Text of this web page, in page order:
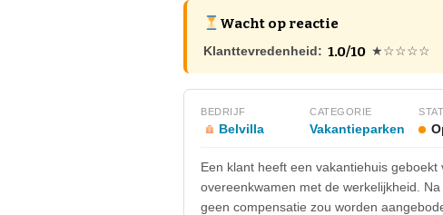
Wacht op reactie
Klanttevredenheid: 1.0/10 ★☆☆☆☆
BEDRIJF
Belvilla
CATEGORIE
Vakantieparken
Een klant heeft een vakantiehuis
overeenkwamen met de werkelijkheid.
geen compensatie zou worden